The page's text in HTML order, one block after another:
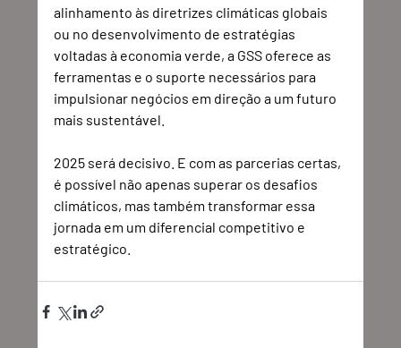
alinhamento às diretrizes climáticas globais
ou no desenvolvimento de estratégias
voltadas à economia verde, a GSS oferece as
ferramentas e o suporte necessários para
impulsionar negócios em direção a um futuro
mais sustentável.
2025 será decisivo. E com as parcerias certas,
é possível não apenas superar os desafios
climáticos, mas também transformar essa
jornada em um diferencial competitivo e
estratégico.